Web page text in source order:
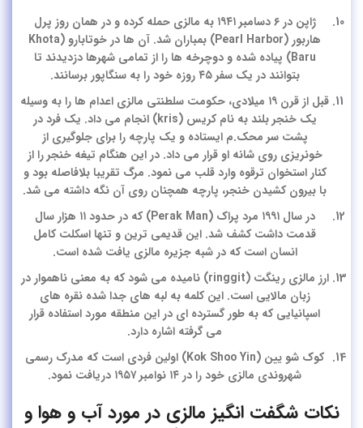
ژاپن در ۶ دسامبر ۱۹۴۱ به مالزی حمله کرده و در همان روز پرل
هاربور (Pearl Harbor) بمباران شد. آن ها در خوتابارو (Khota
Baru) پیاده شده و دوچرخه ها را از تمامی شهرها دزدیدند تا
بتوانند در یک سفر ۴۵ روزه خود را به سنگاپور برسانند.
قبل از قرن ۱۹ میلادی، حکومت سلطنتی مالزی اعدام ها را به وسیله
یک خنجر بلند به نام کریس (kris) انجام می داد. یک فرد در
پشت سر محک.م ایستاده و یک پارچه را برای جلوگیری از
خونریزی روی شانه او قرار می داد. در این هنگام تیغه خنجر را از
کنار استخوان ترقوه وارد قلب می نمود. مرگ تقریبا بلافاصله بود و
با بیرون کشیدن خنجر، پارچه همچنان روی آن نگه داشته می شد.
در سال ۱۹۹۱ مرد پراک (Perak Man) که در حدود ۱۱ هزار سال
قدمت داشت کشف شد. این قدیمی ترین و تنها اسکلت کامل
انسان است که در شبه جزیره مالزی یافت شده است.
ارز مالزی رینگت (ringgit) نامیده می شود که به معنی ناهموار در
زبان مالایی است. این کلمه به لبه های جدا شده نقره های
اسپانیایی که به طور گسترده ای در این منطقه مورد استفاده قرار
می گرفته اشاره دارد.
کوک شو یین (Kok Shoo Yin) اولین فردی است که مدرک رسمی
شهروندی مالزی خود را در ۱۴ نوامبر ۱۹۵۷ دریافت نمود.
نکات شگفت انگیز مالزی در مورد آب و هوا و